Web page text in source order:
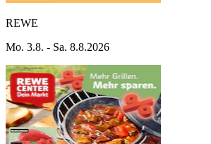
REWE
Mo. 3.8. - Sa. 8.8.2026